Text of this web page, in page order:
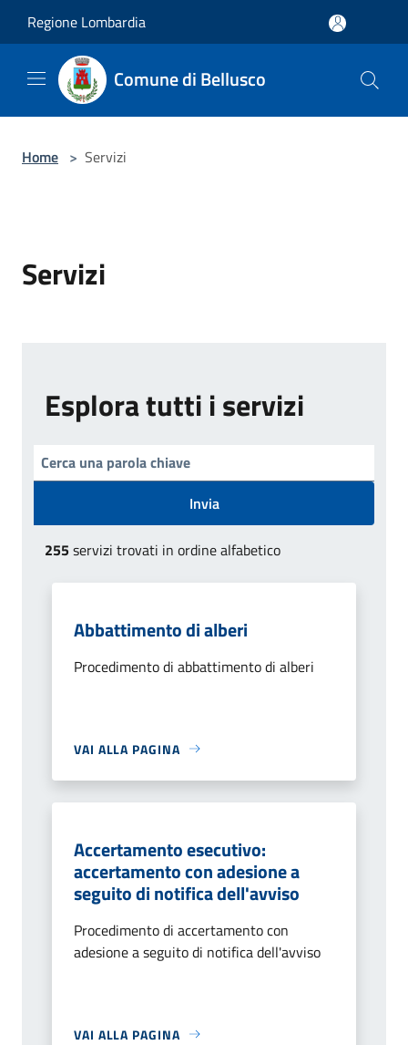
Regione Lombardia
Comune di Bellusco
Home > Servizi
Servizi
Esplora tutti i servizi
Invia
255servizi trovati in ordine alfabetico
Abbattimento di alberi
Procedimento di abbattimento di alberi
VAI ALLA PAGINA
Accertamento esecutivo:
accertamento con adesione a
seguito di notifica dell'avviso
Procedimento di accertamento con
adesione a seguito di notifica dell'avviso
VAI ALLA PAGINA